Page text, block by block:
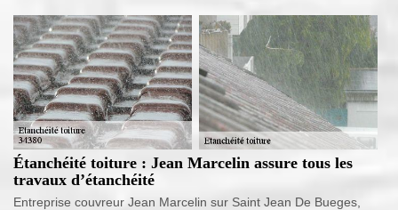
Étanchéité toiture : Jean Marcelin assure tous les
travaux d’étanchéité
Entreprise couvreur Jean Marcelin sur Saint Jean De Bueges,